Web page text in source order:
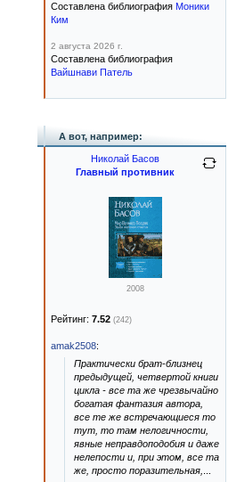
Составлена библиография Моники
Ким
2 августа 2026 г.
Составлена библиография
Вайшнави Патель
А вот, например:
Николай Басов
Главный противник
2008
Рейтинг: 7.52 (242)
amak2508:
Практически брат-близнец
предыдущей, четвертой книги
цикла - все та же чрезвычайно
богатая фантазия автора,
все те же встречающиеся то
тут, то там нелогичности,
явные неправдоподобия и даже
нелепости и, при этом, все та
же, просто поразительная,